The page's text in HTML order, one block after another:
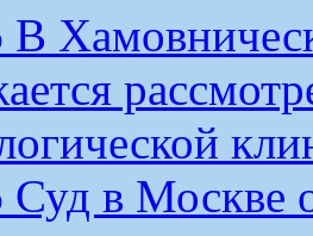
В
в Москве